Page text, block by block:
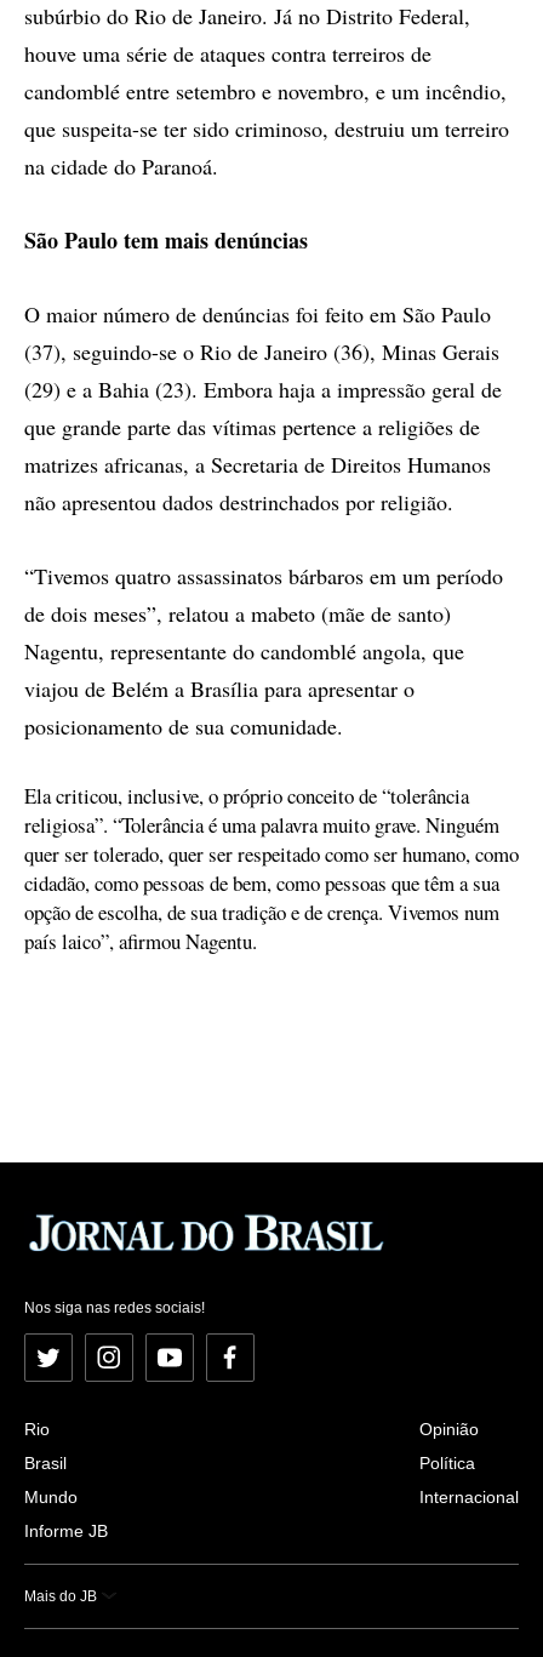
subúrbio do Rio de Janeiro. Já no Distrito Federal,
houve uma série de ataques contra terreiros de
candomblé entre setembro e novembro, e um incêndio,
que suspeita-se ter sido criminoso, destruiu um terreiro
na cidade do Paranoá.
São Paulo tem mais denúncias
O maior número de denúncias foi feito em São Paulo
(37), seguindo-se o Rio de Janeiro (36), Minas Gerais
(29) e a Bahia (23). Embora haja a impressão geral de
que grande parte das vítimas pertence a religiões de
matrizes africanas, a Secretaria de Direitos Humanos
não apresentou dados destrinchados por religião.
“Tivemos quatro assassinatos bárbaros em um período
de dois meses”, relatou a mabeto (mãe de santo)
Nagentu, representante do candomblé angola, que
viajou de Belém a Brasília para apresentar o
posicionamento de sua comunidade.
Ela criticou, inclusive, o próprio conceito de “tolerância
religiosa”. “Tolerância é uma palavra muito grave. Ninguém
quer ser tolerado, quer ser respeitado como ser humano, como
cidadão, como pessoas de bem, como pessoas que têm a sua
opção de escolha, de sua tradição e de crença. Vivemos num
país laico”, afirmou Nagentu.
Nos siga nas redes sociais!
Twitter InstagramYouTubeFacebook
Rio
Brasil
Mundo
Informe JB
Opinião
Política
Internacional
Mais do JB
Esportes